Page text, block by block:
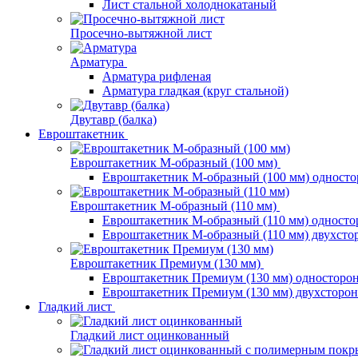
Лист стальной холоднокатаный
Просечно-вытяжной лист
Арматура
Арматура рифленая
Арматура гладкая (круг стальной)
Двутавр (балка)
Евроштакетник
Евроштакетник М-образный (100 мм)
Евроштакетник М-образный (100 мм)
Евроштакетник М-образный (110 мм)
Евроштакетник М-образный (110 мм)
Евроштакетник М-образный (110 мм)
Евроштакетник Премиум (130 мм)
Евроштакетник Премиум (130 мм)
Евроштакетник Премиум (130 мм)
Гладкий лист
Гладкий лист оцинкованный